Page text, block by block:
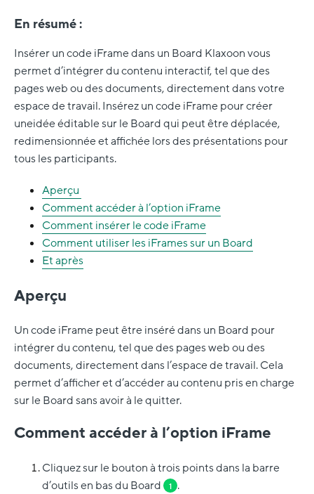
En résumé :
Insérer un code iFrame dans un Board Klaxoon vous
permet d’intégrer du contenu interactif, tel que des
pages web ou des documents, directement dans votre
espace de travail. Insérez un code iFrame pour créer
uneidée éditable sur le Board qui peut être déplacée,
redimensionnée et affichée lors des présentations pour
tous les participants.
Aperçu
Comment accéder à l’option iFrame
Comment insérer le code iFrame
Comment utiliser les iFrames sur un Board
Et après
Aperçu
Un code iFrame peut être inséré dans un Board pour
intégrer du contenu, tel que des pages web ou des
documents, directement dans l’espace de travail. Cela
permet d’afficher et d’accéder au contenu pris en charge
sur le Board sans avoir à le quitter.
Comment accéder à l’option iFrame
Cliquez sur le bouton à trois points dans la barre
d’outils en bas du Board
1 .